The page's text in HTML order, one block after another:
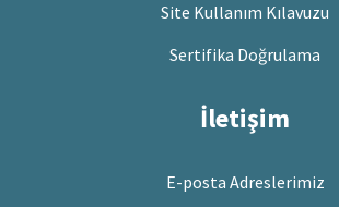
Site Kullanım Kılavuzu
Sertifika Doğrulama
İletişim
E-posta Adreslerimiz